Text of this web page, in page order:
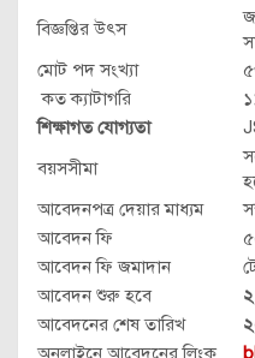
বিজ্ঞপ্তির উৎস
মোট পদ সংখ্যা
কত ক্যাটাগরি
শিক্ষাগত যোগ্যতা
বয়সসীমা
আবেদনপত্র দেয়ার মাধ্যম
আবেদন ফি
আবেদন ফি জমাদান
আবেদন শুরু হবে
আবেদনের শেষ তারিখ
অনলাইনে আবেদনের লিংক